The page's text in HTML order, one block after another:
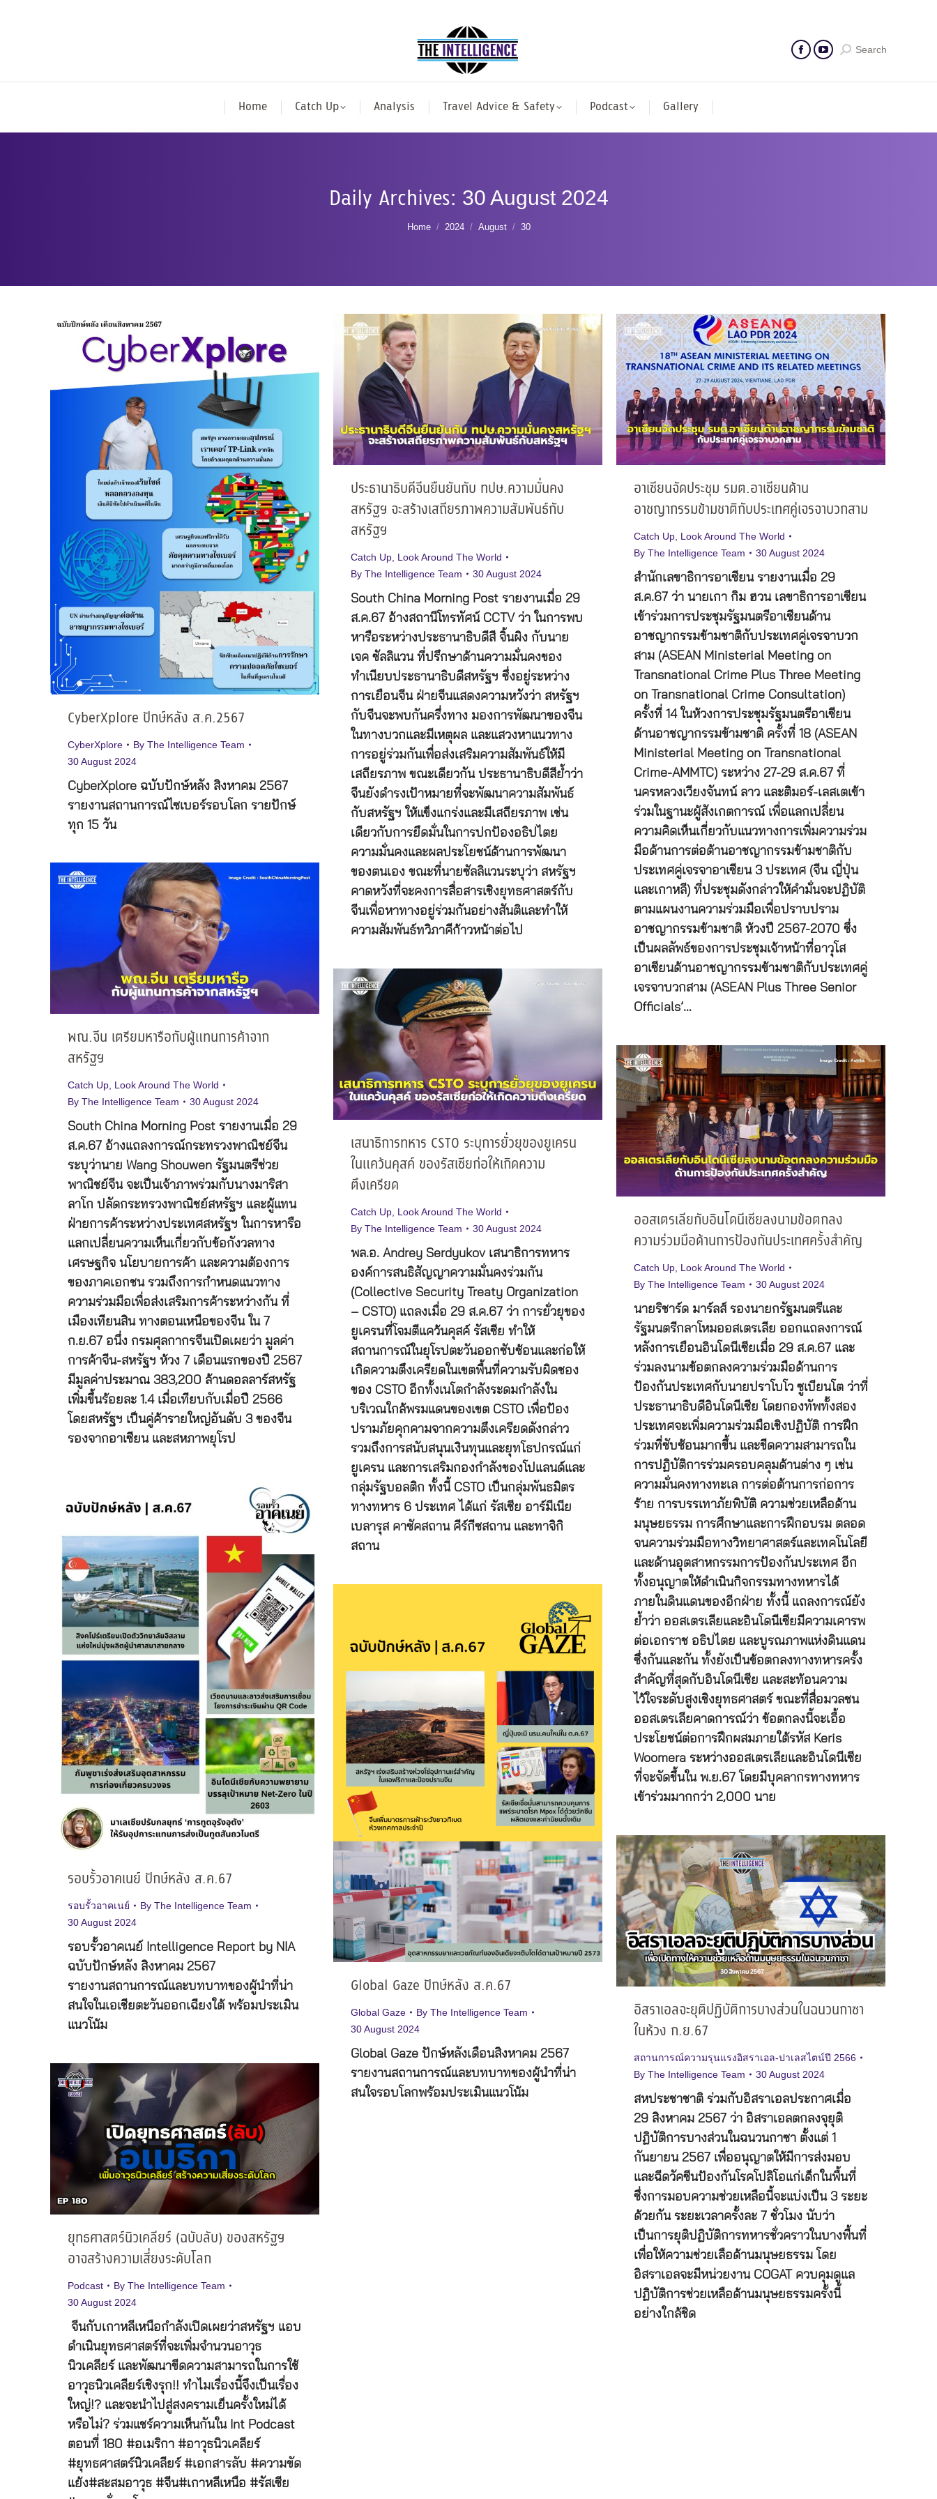
Search
Home Catch Up Analysis Travel Advice & Safety Podcast Gallery
Daily Archives: 30 August 2024
You are here:
Home 2024 August 30
CyberXplore ปักษ์หลัง ส.ค.2567
CyberXplore By The Intelligence Team
30 August 2024
CyberXplore ฉบับปักษ์หลัง สิงหาคม 2567
รายงานสถานการณ์ไซเบอร์รอบโลก รายปักษ์
ทุก 15 วัน
ประธานาธิบดีจีนยืนยันกับ ทปษ.ความมั่นคง
สหรัฐฯ จะสร้างเสถียรภาพความสัมพันธ์กับ
สหรัฐฯ
Catch Up, Look Around The World
By The Intelligence Team 30 August 2024
South China Morning Post รายงานเมื่อ 29
ส.ค.67 อ้างสถานีโทรทัศน์ CCTV ว่า ในการพบ
หารือระหว่างประธานาธิบดีสี จิ้นผิง กับนาย
เจค ซัลลิแวน ที่ปรึกษาด้านความมั่นคงของ
ทำเนียบประธานาธิบดีสหรัฐฯ ซึ่งอยู่ระหว่าง
การเยือนจีน ฝ่ายจีนแสดงความหวังว่า สหรัฐฯ
กับจีนจะพบกันครึ่งทาง มองการพัฒนาของจีน
ในทางบวกและมีเหตุผล และแสวงหาแนวทาง
การอยู่ร่วมกันเพื่อส่งเสริมความสัมพันธ์ให้มี
เสถียรภาพ ขณะเดียวกัน ประธานาธิบดีสีย้ำว่า
จีนยังดำรงเป้าหมายที่จะพัฒนาความสัมพันธ์
กับสหรัฐฯ ให้แข็งแกร่งและมีเสถียรภาพ เช่น
เดียวกับการยึดมั่นในการปกป้องอธิปไตย
ความมั่นคงและผลประโยชน์ด้านการพัฒนา
ของตนเอง ขณะที่นายซัลลิแวนระบุว่า สหรัฐฯ
คาดหวังที่จะคงการสื่อสารเชิงยุทธศาสตร์กับ
จีนเพื่อหาทางอยู่ร่วมกันอย่างสันติและทำให้
ความสัมพันธ์ทวิภาคีก้าวหน้าต่อไป
อาเซียนจัดประชุม รมต.อาเซียนด้าน
อาชญากรรมข้ามชาติกับประเทศคู่เจรจาบวกสาม
Catch Up, Look Around The World
By The Intelligence Team 30 August 2024
สำนักเลขาธิการอาเซียน รายงานเมื่อ 29
ส.ค.67 ว่า นายเกา กิม ฮวน เลขาธิการอาเซียน
เข้าร่วมการประชุมรัฐมนตรีอาเซียนด้าน
อาชญากรรมข้ามชาติกับประเทศคู่เจรจาบวก
สาม (ASEAN Ministerial Meeting on
Transnational Crime Plus Three Meeting
on Transnational Crime Consultation)
ครั้งที่ 14 ในห้วงการประชุมรัฐมนตรีอาเซียน
ด้านอาชญากรรมข้ามชาติ ครั้งที่ 18 (ASEAN
Ministerial Meeting on Transnational
Crime-AMMTC) ระหว่าง 27-29 ส.ค.67 ที่
นครหลวงเวียงจันทน์ ลาว และติมอร์-เลสเตเข้า
ร่วมในฐานะผู้สังเกตการณ์ เพื่อแลกเปลี่ยน
ความคิดเห็นเกี่ยวกับแนวทางการเพิ่มความร่วม
มือด้านการต่อต้านอาชญากรรมข้ามชาติกับ
ประเทศคู่เจรจาอาเซียน 3 ประเทศ (จีน ญี่ปุ่น
และเกาหลี) ที่ประชุมดังกล่าวให้คำมั่นจะปฏิบัติ
ตามแผนงานความร่วมมือเพื่อปราบปราม
อาชญากรรมข้ามชาติ ห้วงปี 2567-2070 ซึ่ง
เป็นผลลัพธ์ของการประชุมเจ้าหน้าที่อาวุโส
อาเซียนด้านอาชญากรรมข้ามชาติกับประเทศคู่
เจรจาบวกสาม (ASEAN Plus Three Senior
Officials’…
พณ.จีน เตรียมหารือกับผู้แทนการค้าจาก
สหรัฐฯ
Catch Up, Look Around The World
By The Intelligence Team 30 August 2024
South China Morning Post รายงานเมื่อ 29
ส.ค.67 อ้างแถลงการณ์กระทรวงพาณิชย์จีน
ระบุว่านาย Wang Shouwen รัฐมนตรีช่วย
พาณิชย์จีน จะเป็นเจ้าภาพร่วมกับนางมาริสา
ลาโก ปลัดกระทรวงพาณิชย์สหรัฐฯ และผู้แทน
ฝ่ายการค้าระหว่างประเทศสหรัฐฯ ในการหารือ
แลกเปลี่ยนความเห็นเกี่ยวกับข้อกังวลทาง
เศรษฐกิจ นโยบายการค้า และความต้องการ
ของภาคเอกชน รวมถึงการกำหนดแนวทาง
ความร่วมมือเพื่อส่งเสริมการค้าระหว่างกัน ที่
เมืองเทียนสิน ทางตอนเหนือของจีน ใน 7
ก.ย.67 อนึ่ง กรมศุลกากรจีนเปิดเผยว่า มูลค่า
การค้าจีน-สหรัฐฯ ห้วง 7 เดือนแรกของปี 2567
มีมูลค่าประมาณ 383,200 ล้านดอลลาร์สหรัฐ
เพิ่มขึ้นร้อยละ 1.4 เมื่อเทียบกับเมื่อปี 2566
โดยสหรัฐฯ เป็นคู่ค้ารายใหญ่อันดับ 3 ของจีน
รองจากอาเซียน และสหภาพยุโรป
เสนาธิการทหาร CSTO ระบุการยั่วยุของยูเครน
ในแคว้นคุสค์ ของรัสเซียก่อให้เกิดความ
ตึงเครียด
Catch Up, Look Around The World
By The Intelligence Team 30 August 2024
พล.อ. Andrey Serdyukov เสนาธิการทหาร
องค์การสนธิสัญญาความมั่นคงร่วมกัน
(Collective Security Treaty Organization
– CSTO) แถลงเมื่อ 29 ส.ค.67 ว่า การยั่วยุของ
ยูเครนที่โจมตีแคว้นคุสค์ รัสเซีย ทำให้
สถานการณ์ในยุโรปตะวันออกซับซ้อนและก่อให้
เกิดความตึงเครียดในเขตพื้นที่ความรับผิดชอง
ของ CSTO อีกทั้งเนโตกำลังระดมกำลังใน
บริเวณใกล้พรมแดนของเขต CSTO เพื่อป้อง
ปรามภัยคุกคามจากความตึงเครียดดังกล่าว
รวมถึงการสนับสนุนเงินทุนและยุทโธปกรณ์แก่
ยูเครน และการเสริมกองกำลังของโปแลนด์และ
กลุ่มรัฐบอลติก ทั้งนี้ CSTO เป็นกลุ่มพันธมิตร
ทางทหาร 6 ประเทศ ได้แก่ รัสเซีย อาร์มีเนีย
เบลารุส คาซัคสถาน คีร์กีซสถาน และทาจิกิ
สถาน
ออสเตรเลียกับอินโดนีเซียลงนามข้อตกลง
ความร่วมมือด้านการป้องกันประเทศครั้งสำคัญ
Catch Up, Look Around The World
By The Intelligence Team 30 August 2024
นายริชาร์ด มาร์ลส์ รองนายกรัฐมนตรีและ
รัฐมนตรีกลาโหมออสเตรเลีย ออกแถลงการณ์
หลังการเยือนอินโดนีเซียเมื่อ 29 ส.ค.67 และ
ร่วมลงนามข้อตกลงความร่วมมือด้านการ
ป้องกันประเทศกับนายปราโบโว ซูเบียนโต ว่าที่
ประธานาธิบดีอินโดนีเซีย โดยกองทัพทั้งสอง
ประเทศจะเพิ่มความร่วมมือเชิงปฏิบัติ การฝึก
ร่วมที่ซับซ้อนมากขึ้น และขีดความสามารถใน
การปฏิบัติการร่วมครอบคลุมด้านต่าง ๆ เช่น
ความมั่นคงทางทะเล การต่อต้านการก่อการ
ร้าย การบรรเทาภัยพิบัติ ความช่วยเหลือด้าน
มนุษยธรรม การศึกษาและการฝึกอบรม ตลอด
จนความร่วมมือทางวิทยาศาสตร์และเทคโนโลยี
และด้านอุตสาหกรรมการป้องกันประเทศ อีก
ทั้งอนุญาตให้ดำเนินกิจกรรมทางทหารได้
ภายในดินแดนของอีกฝ่าย ทั้งนี้ แถลงการณ์ยัง
ย้ำว่า ออสเตรเลียและอินโดนีเซียมีความเคารพ
ต่อเอกราช อธิปไตย และบูรณภาพแห่งดินแดน
ซึ่งกันและกัน ทั้งยังเป็นข้อตกลงทางทหารครั้ง
สำคัญที่สุดกับอินโดนีเซีย และสะท้อนความ
ไว้ใจระดับสูงเชิงยุทธศาสตร์ ขณะที่สื่อมวลชน
ออสเตรเลียคาดการณ์ว่า ข้อตกลงนี้จะเอื้อ
ประโยชน์ต่อการฝึกผสมภายใต้รหัส Keris
Woomera ระหว่างออสเตรเลียและอินโดนีเซีย
ที่จะจัดขึ้นใน พ.ย.67 โดยมีบุคลากรทางทหาร
เข้าร่วมมากกว่า 2,000 นาย
รอบรั้วอาคเนย์ ปักษ์หลัง ส.ค.67
รอบรั้วอาคเนย์ By The Intelligence Team
30 August 2024
รอบรั้วอาคเนย์ Intelligence Report by NIA
ฉบับปักษ์หลัง สิงหาคม 2567
รายงานสถานการณ์และบทบาทของผู้นำที่น่า
สนใจในเอเชียตะวันออกเฉียงใต้ พร้อมประเมิน
แนวโน้ม
Global Gaze ปักษ์หลัง ส.ค.67
Global Gaze By The Intelligence Team
30 August 2024
Global Gaze ปักษ์หลังเดือนสิงหาคม 2567
รายงานสถานการณ์และบทบาทของผู้นำที่น่า
สนใจรอบโลกพร้อมประเมินแนวโน้ม
อิสราเอลจะยุติปฏิบัติการบางส่วนในฉนวนกาซา
ในห้วง ก.ย.67
สถานการณ์ความรุนแรงอิสราเอล-ปาเลสไตน์ปี 2566
By The Intelligence Team 30 August 2024
สหประชาชาติ ร่วมกับอิสราเอลประกาศเมื่อ
29 สิงหาคม 2567 ว่า อิสราเอลตกลงจุยุติ
ปฏิบัติการบางส่วนในฉนวนกาซา ตั้งแต่ 1
กันยายน 2567 เพื่ออนุญาตให้มีการส่งมอบ
และฉีดวัคซีนป้องกันโรคโปลิโอแก่เด็กในพื้นที่
ซึ่งการมอบความช่วยเหลือนี้จะแบ่งเป็น 3 ระยะ
ด้วยกัน ระยะเวลาครั้งละ 7 ชั่วโมง นับว่า
เป็นการยุติปฏิบัติการทหารชั่วคราวในบางพื้นที่
เพื่อให้ความช่วยเลือด้านมนุษยธรรม โดย
อิสราเอลจะมีหน่วยงาน COGAT ควบคุมดูแล
ปฏิบัติการช่วยเหลือด้านมนุษยธรรมครั้งนี้
อย่างใกล้ชิด
ยุทธศาสตร์นิวเคลียร์ (ฉบับลับ) ของสหรัฐฯ
อาจสร้างความเสี่ยงระดับโลก
Podcast By The Intelligence Team
30 August 2024
จีนกับเกาหลีเหนือกำลังเปิดเผยว่าสหรัฐฯ แอบ
ดำเนินยุทธศาสตร์ที่จะเพิ่มจำนวนอาวุธ
นิวเคลียร์ และพัฒนาขีดความสามารถในการใช้
อาวุธนิวเคลียร์เชิงรุก!! ทำไมเรื่องนี้จึงเป็นเรื่อง
ใหญ่!? และจะนำไปสู่สงครามเย็นครั้งใหม่ได้
หรือไม่? ร่วมแชร์ความเห็นกันใน Int Podcast
ตอนที่ 180 #อเมริกา #อาวุธนิวเคลียร์
#ยุทธศาสตร์นิวเคลียร์ #เอกสารลับ #ความขัด
แย้ง#สะสมอาวุธ #จีน#เกาหลีเหนือ #รัสเซีย